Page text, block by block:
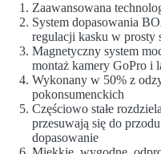
Zaawansowana
System dopasowania
regulacji kasku w prosty
Magnetyczny system
montaż kamery GoPro i
Wykonany w 50% z
pokonsumenckich
Częściowo stałe
przesuwają się do
dopasowanie